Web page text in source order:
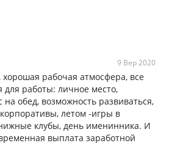
9 Вер 2020
рабочая атмосфера, все
для работы: личное место,
обед, возможность развиваться,
летом -игры в
клубы, день именинника. И
выплата заработной